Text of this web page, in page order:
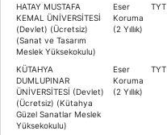
HATAY MUSTAFA
KEMAL ÜNİVERSİTESİ
(Devlet) (Ücretsiz)
(Sanat ve Tasarım
Meslek Yüksekokulu)
Eser
Koruma
(2 Yıllık)
TYT
KÜTAHYA
DUMLUPINAR
ÜNİVERSİTESİ (Devlet)
(Ücretsiz) (Kütahya
Güzel Sanatlar Meslek
Yüksekokulu)
Eser
Koruma
(2 Yıllık)
TYT